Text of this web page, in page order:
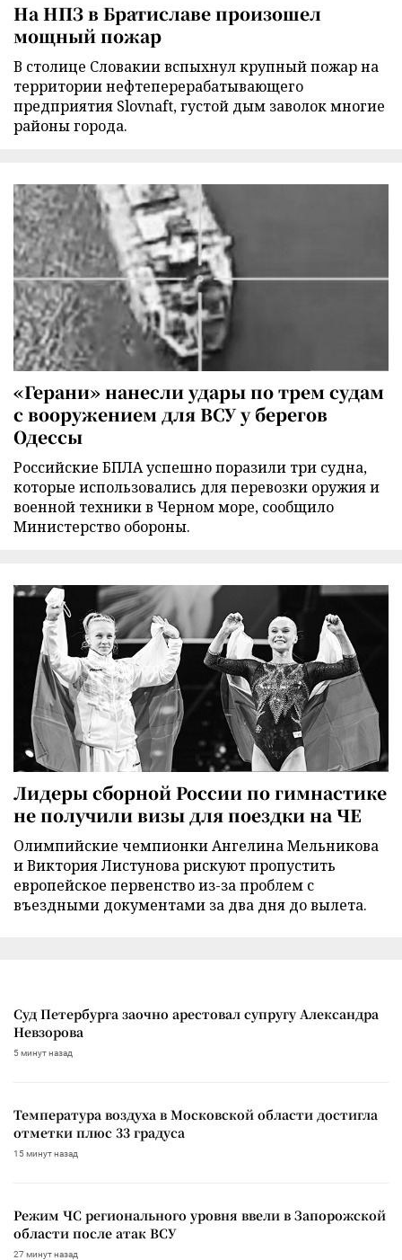
На НПЗ в Братиславе произошел
мощный пожар
В столице Словакии вспыхнул крупный пожар на
территории нефтеперерабатывающего
предприятия Slovnaft, густой дым заволок многие
районы города.
«Герани» нанесли удары по трем судам
с вооружением для ВСУ у берегов
Одессы
Российские БПЛА успешно поразили три судна,
которые использовались для перевозки оружия и
военной техники в Черном море, сообщило
Министерство обороны.
Лидеры сборной России по гимнастике
не получили визы для поездки на ЧЕ
Олимпийские чемпионки Ангелина Мельникова
и Виктория Листунова рискуют пропустить
европейское первенство из-за проблем с
въездными документами за два дня до вылета.
Суд Петербурга заочно арестовал супругу Александра
Невзорова
5 минут назад
Температура воздуха в Московской области достигла
отметки плюс 33 градуса
15 минут назад
Режим ЧС регионального уровня ввели в Запорожской
области после атак ВСУ
27 минут назад